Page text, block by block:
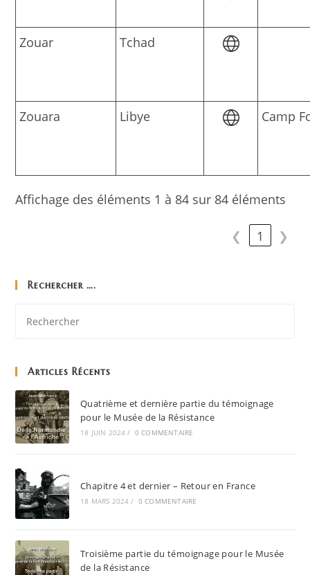
Zouar Tchad
Zouara Libye Camp
Affichage des éléments 1 à 84 sur 84 éléments
❮ 1 ❯
Rechercher ….
Articles Récents
Quatrième et dernière partie du témoignage
pour le Musée de la Résistance
18 JUIN 2024 / 0 COMMENTAIRE
Chapitre 4 et dernier – Retour en France
18 MARS 2024 / 0 COMMENTAIRE
Troisième partie du témoignage pour le Musée
de la Résistance